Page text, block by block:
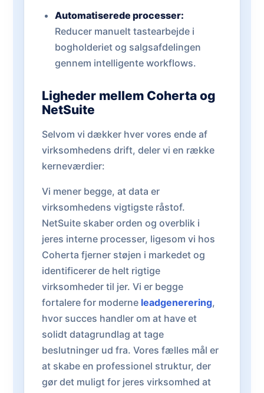
Automatiserede processer:
Reducer manuelt tastearbejde i
bogholderiet og salgsafdelingen
gennem intelligente workflows.
Ligheder mellem Coherta og
NetSuite
Selvom vi dækker hver vores ende af
virksomhedens drift, deler vi en række
kerneværdier:
Vi mener begge, at data er
virksomhedens vigtigste råstof.
NetSuite skaber orden og overblik i
jeres interne processer, ligesom vi hos
Coherta fjerner støjen i markedet og
identificerer de helt rigtige
virksomheder til jer. Vi er begge
fortalere for moderne leadgenerering,
hvor succes handler om at have et
solidt datagrundlag at tage
beslutninger ud fra. Vores fælles mål er
at skabe en professionel struktur, der
gør det muligt for jeres virksomhed at